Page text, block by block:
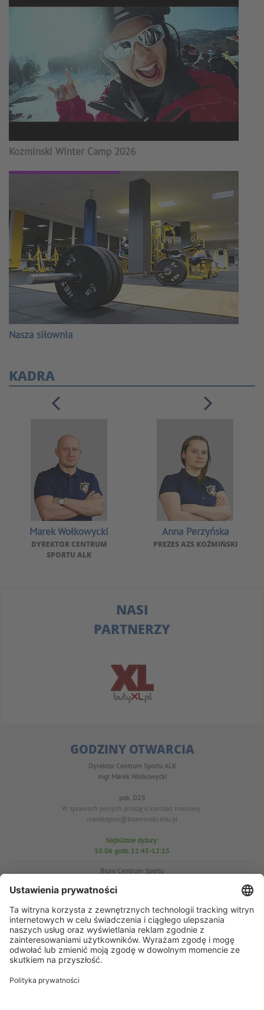
Kozminski Winter Camp 2026
Nasza siłownia
KADRA
Marek Wołkowycki
DYREKTOR CENTRUM
SPORTU ALK
Anna Perzyńska
PREZES AZS KOŹMIŃSKI
NASI
PARTNERZY
GODZINY OTWARCIA
Dyrektor Centrum Sportu ALK
mgr Marek Wołkowycki
pok. D25
W sprawach pilnych proszę o kontakt mailowy:
mareksport@kozminski.edu.pl
Najbliższe dyżury:
10.06 godz. 11:45-12:15
Biuro Centrum Sportu
tel. 22-519-23-03
Prezes AZS
mgr Anna Perzyńska
W sprawach pilnych proszę o kontakt mailowy:ap@kozminski.edu.pl